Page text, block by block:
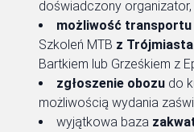
doświadczony organizator,
możliwość transportu
Szkoleń MTB z Trójmiasta
Bartkiem lub Grześkiem z
zgłoszenie obozu do
możliwością wydania
wyjątkowa baza